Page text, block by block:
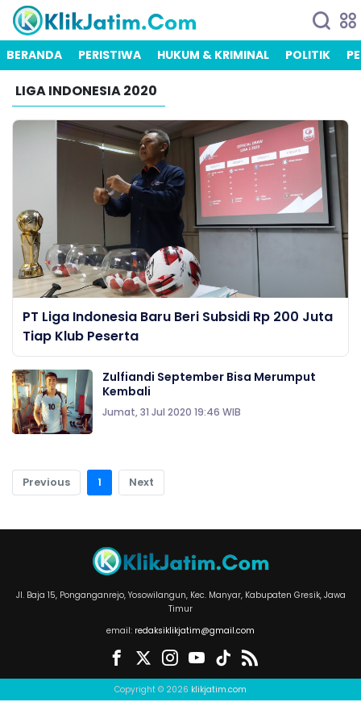
BERANDA PERISTIWA HUKUM & KRIMINAL POLITIK
LIGA INDONESIA 2020
PT Liga Indonesia Baru Beri Subsidi Rp 200 Juta
Tiap Klub Peserta
Zulfiandi September Bisa Merumput
Kembali
Jumat, 31 Jul 2020 19:46 WIB
Previous 1 Next
Jl. Baja 15, Ponganganrejo, Yosowilangun, Kec. Manyar, Kabupaten Gresik, Jawa
Timur
email: redaksiklikjatim@gmail.com
Copyright © 2026 klikjatim.com